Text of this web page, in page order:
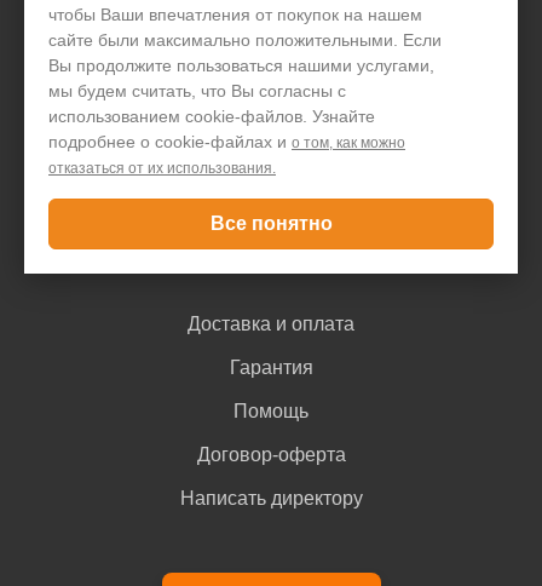
чтобы Ваши впечатления от покупок на нашем
сайте были максимально положительными. Если
Вы продолжите пользоваться нашими услугами,
мы будем считать, что Вы согласны с
использованием cookie-файлов. Узнайте
подробнее о cookie-файлах и о том, как можно
отказаться от их использования.
Все понятно
Организациям
Акции и скидки
Блог
Контакты
Покупателю
Доставка и оплата
Гарантия
Помощь
Договор-оферта
Написать директору